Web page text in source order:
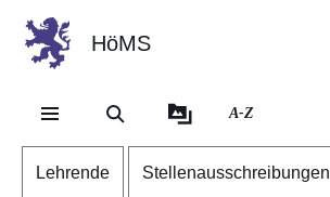
HöMS
A-Z
Lehrende Stellenausschreibungen